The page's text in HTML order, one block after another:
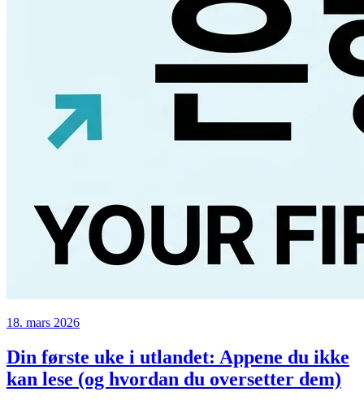
18. mars 2026
Din første uke i utlandet: Appene du ikke
kan lese (og hvordan du oversetter dem)